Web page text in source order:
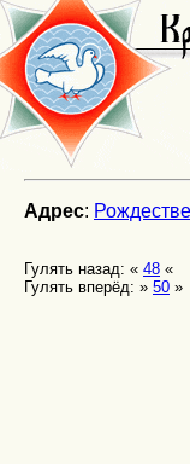
Адрес:
Гулять назад: « 48 «
Гулять вперёд: » 50 »